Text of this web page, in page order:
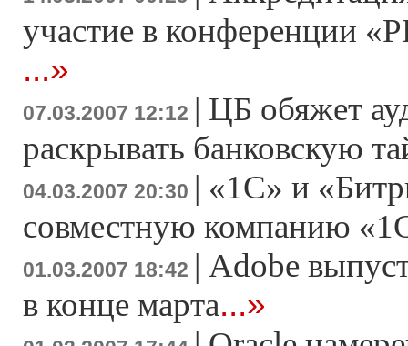
участие в конференции
...»
07.03.2007 12:12 | ЦБ обяжет
раскрывать банковскую
04.03.2007 20:30 | «1С» и
совместную компанию
01.03.2007 18:42 | Adobe
в конце марта...»